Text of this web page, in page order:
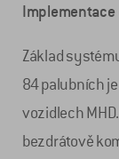
Základ
84 palubních
vozidlech
bezdrátově